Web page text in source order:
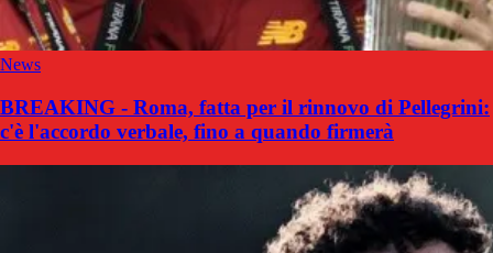
News
BREAKING - Roma, fatta per il rinnovo di Pellegrini:
c'è l'accordo verbale, fino a quando firmerà